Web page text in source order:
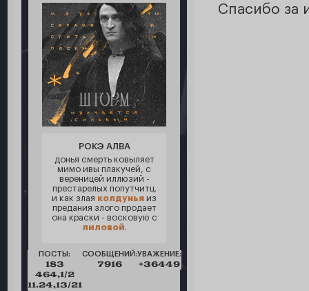
РОКЭ АЛВА
донья смерть ковыляет
мимо ивы плакучей, с
вереницей иллюзий -
престарелых попутчитц.
и как злая колдунья из
предания злого продает
она краски - восковую с
лиловой
ПОСТЫ:
183
464,1/2
11.24,13/21
СООБЩЕНИЙ:
7916
УВАЖЕНИЕ:
+36449
Спасибо за